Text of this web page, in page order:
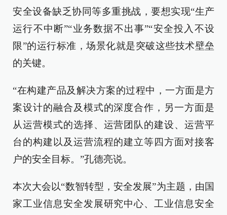
安全设备缺乏协同等多重挑战，要想实现“生产
运行不中断”“业务数据不出事”“安全投入不设
限”的运行标准，场景化就是突破这些技术壁垒
的关键。
“在构建产品及解决方案的过程中，一方面是方
案设计的融合及模式的深度合作，另一方面是
从运营模式的选择、运营团队的建设、运营平
台的构建以及运营流程的建立等四方面对接客
户的安全目标。”孔德亮说。
本次大会以“数智转型，安全发展”为主题，由国
家工业信息安全发展研究中心、工业信息安全